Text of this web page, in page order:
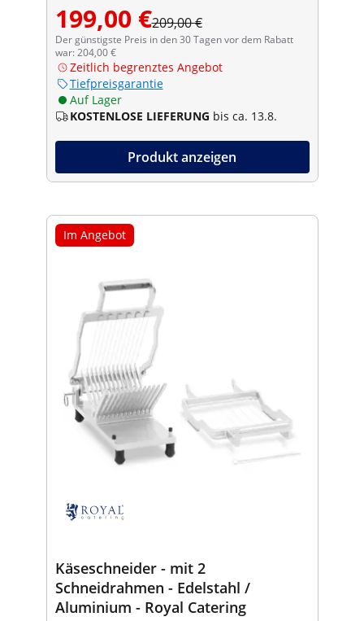
199,00 €209,00 €
Der günstigste Preis in den 30 Tagen vor dem Rabatt
war: 204,00 €
Zeitlich begrenztes Angebot
Tiefpreisgarantie
Auf Lager
KOSTENLOSE LIEFERUNG bis ca. 13.8.
Produkt anzeigen
Im Angebot
Käseschneider - mit 2
Schneidrahmen - Edelstahl /
Aluminium - Royal Catering